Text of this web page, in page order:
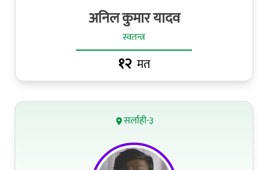
अनिल कुमार यादव
स्वतन्त्र
१२ मत
सर्लाही-३